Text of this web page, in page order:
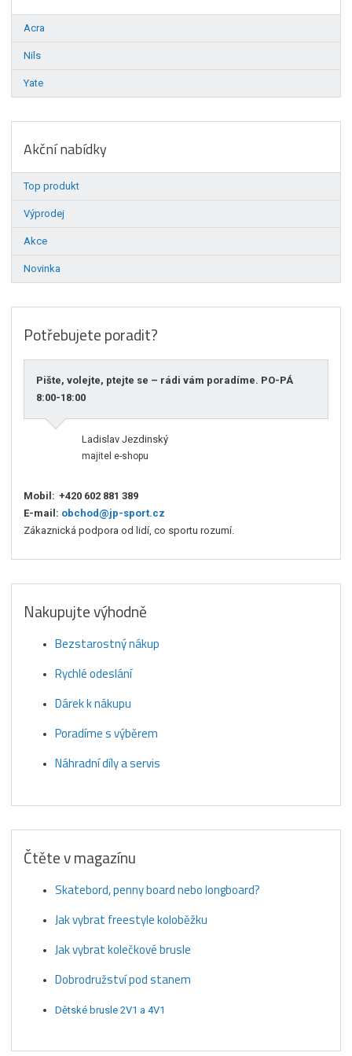
Acra
Nils
Yate
Akční nabídky
Top produkt
Výprodej
Akce
Novinka
Potřebujete poradit?
Pište, volejte, ptejte se – rádi vám poradíme. PO-PÁ
8:00-18:00
Ladislav Jezdinský
majitel e-shopu
Mobil: +420 602 881 389
E-mail: obchod@jp-sport.cz
Zákaznická podpora od lidí, co sportu rozumí.
Nakupujte výhodně
Bezstarostný nákup
Rychlé odeslání
Dárek k nákupu
Poradíme s výběrem
Náhradní díly a servis
Čtěte v magazínu
Skatebord, penny board nebo longboard?
Jak vybrat freestyle koloběžku
Jak vybrat kolečkové brusle
Dobrodružství pod stanem
Dětské brusle 2V1 a 4V1